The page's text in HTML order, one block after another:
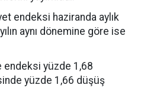
endeksi haziranda aylık
aynı dönemine göre ise
endeksi yüzde 1,68
yüzde 1,66 düşüş